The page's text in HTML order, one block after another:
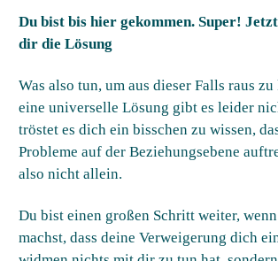
Du bist bis hier gekommen. Super!
dir die Lösung
Was also tun, um aus dieser Falls raus
eine universelle Lösung gibt es leider
tröstet es dich ein bisschen zu wissen,
Probleme auf der Beziehungsebene
also nicht allein.
Du bist einen großen Schritt weiter,
machst, dass deine Verweigerung dich